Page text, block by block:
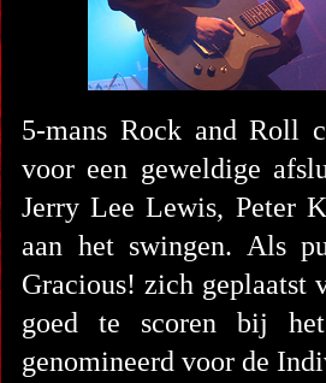
5-mans Rock and Roll
voor een geweldige
Jerry Lee Lewis, Peter
aan het swingen. Als
Gracious! zich geplaatst
goed te scoren bij
genomineerd voor de